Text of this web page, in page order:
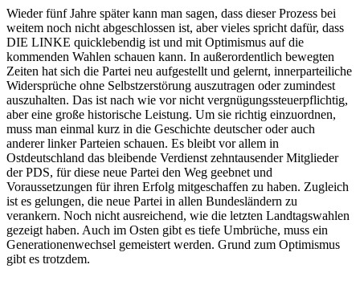
Wieder fünf Jahre später kann man sagen, dass dieser Prozess bei
weitem noch nicht abgeschlossen ist, aber vieles spricht dafür, dass
DIE LINKE quicklebendig ist und mit Optimismus auf die
kommenden Wahlen schauen kann. In außerordentlich bewegten
Zeiten hat sich die Partei neu aufgestellt und gelernt, innerparteiliche
Widersprüche ohne Selbstzerstörung auszutragen oder zumindest
auszuhalten. Das ist nach wie vor nicht vergnügungssteuerpflichtig,
aber eine große historische Leistung. Um sie richtig einzuordnen,
muss man einmal kurz in die Geschichte deutscher oder auch
anderer linker Parteien schauen. Es bleibt vor allem in
Ostdeutschland das bleibende Verdienst zehntausender Mitglieder
der PDS, für diese neue Partei den Weg geebnet und
Voraussetzungen für ihren Erfolg mitgeschaffen zu haben. Zugleich
ist es gelungen, die neue Partei in allen Bundesländern zu
verankern. Noch nicht ausreichend, wie die letzten Landtagswahlen
gezeigt haben. Auch im Osten gibt es tiefe Umbrüche, muss ein
Generationenwechsel gemeistert werden. Grund zum Optimismus
gibt es trotzdem.